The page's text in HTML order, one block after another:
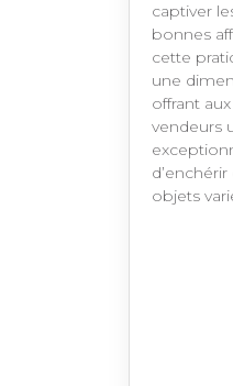
captiver
bonnes
cette
une
offrant
vendeurs
objets